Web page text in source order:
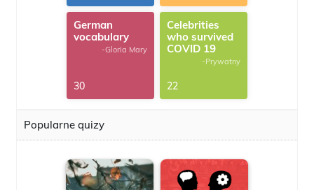
German
vocabulary
-Gloria Mary
30
Celebrities
who survived
COVID 19
-Prywatny
22
Popularne quizy